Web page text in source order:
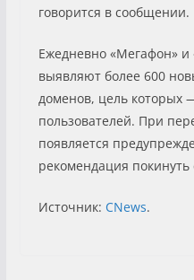
говорится в сообщении.
Ежедневно «Мегафон» и
выявляют более 600
доменов, цель которых
пользователей. При
появляется
рекомендация покинуть
Источник: CNews.